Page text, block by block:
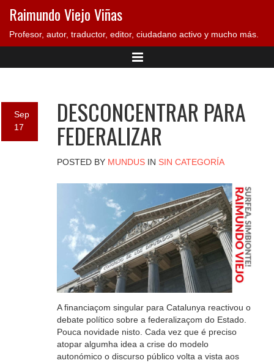
Raimundo Viejo Viñas
Profesor, autor, traductor, editor, ciudadano activo y mucho más.
Sep
17
DESCONCENTRAR PARA
FEDERALIZAR
POSTED BY MUNDUSIN SIN CATEGORÍA
A financiaçom singular para Catalunya reactivou o
debate político sobre a federalizaçom do Estado.
Pouca novidade nisto. Cada vez que é preciso
atopar algumha idea a crise do modelo
autonómico o discurso público volta a vista aos